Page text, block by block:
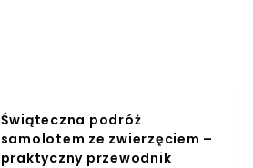
Świąteczna podróż
samolotem ze zwierzęciem –
praktyczny przewodnik